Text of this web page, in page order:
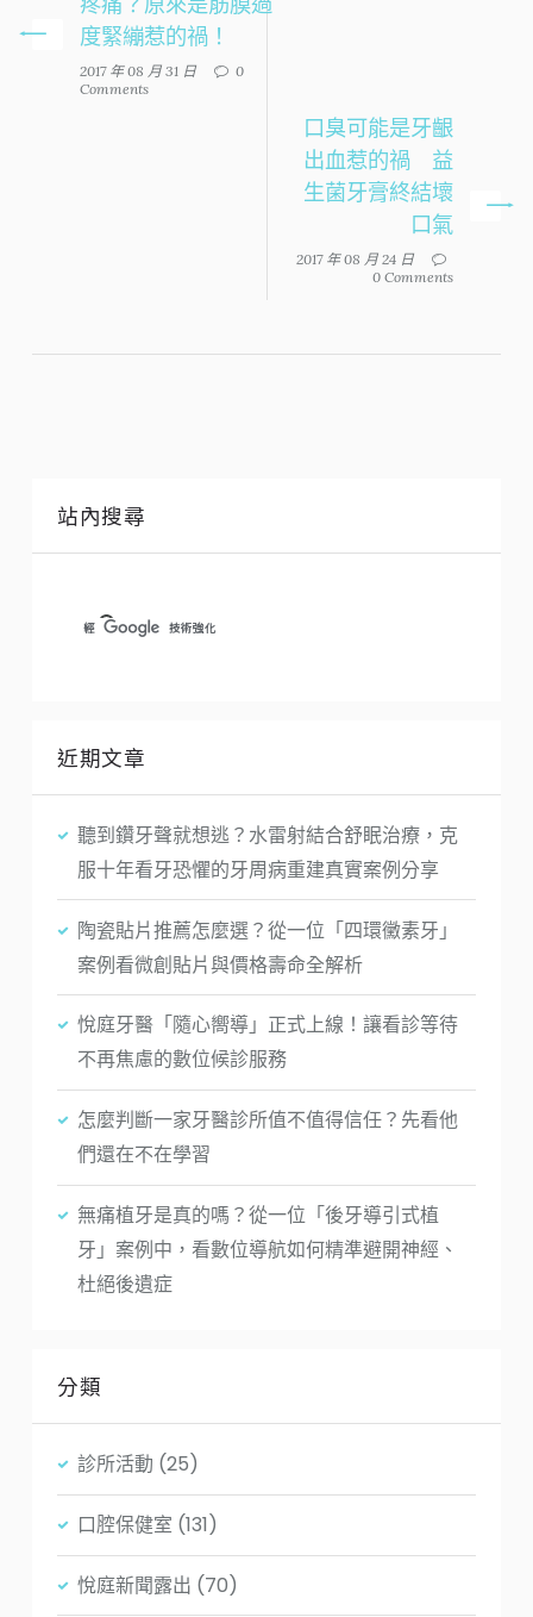
度緊繃惹的禍！
2017 年 08 月 31 日
0
Comments
口臭可能是牙齦
出血惹的禍 益
生菌牙膏終結壞
口氣
2017 年 08 月 24 日
0 Comments
站內搜尋
近期文章
聽到鑽牙聲就想逃？水雷射結合舒眠治療，克
服十年看牙恐懼的牙周病重建真實案例分享
陶瓷貼片推薦怎麼選？從一位「四環黴素牙」
案例看微創貼片與價格壽命全解析
悅庭牙醫「隨心嚮導」正式上線！讓看診等待
不再焦慮的數位候診服務
怎麼判斷一家牙醫診所值不值得信任？先看他
們還在不在學習
無痛植牙是真的嗎？從一位「後牙導引式植
牙」案例中，看數位導航如何精準避開神經、
杜絕後遺症
分類
診所活動 (25)
口腔保健室 (131)
悅庭新聞露出 (70)